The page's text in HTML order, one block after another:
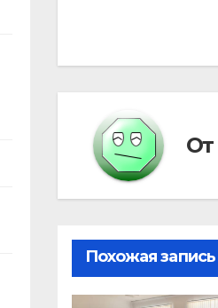
записям
От
Похожая запись